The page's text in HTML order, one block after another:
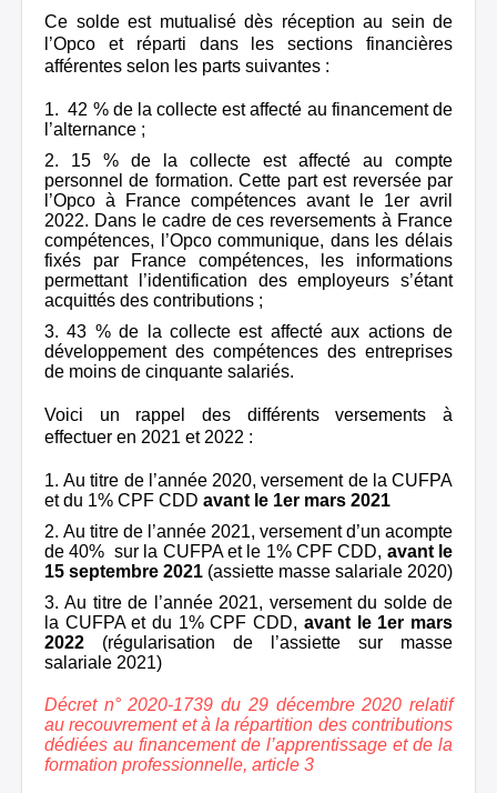
Ce solde est mutualisé dès réception au sein de
l’Opco et réparti dans les sections financières
afférentes selon les parts suivantes :
42 % de la collecte est affecté au financement de
l’alternance ;
15 % de la collecte est affecté au compte
personnel de formation. Cette part est reversée par
l’Opco à France compétences avant le 1er avril
2022. Dans le cadre de ces reversements à France
compétences, l’Opco communique, dans les délais
fixés par France compétences, les informations
permettant l’identification des employeurs s’étant
acquittés des contributions ;
43 % de la collecte est affecté aux actions de
développement des compétences des entreprises
de moins de cinquante salariés.
Voici un rappel des différents versements à
effectuer en 2021 et 2022 :
Au titre de l’année 2020, versement de la CUFPA
et du 1% CPF CDD avant le 1er mars 2021
Au titre de l’année 2021, versement d’un acompte
de 40% sur la CUFPA et le 1% CPF CDD, avant le
15 septembre 2021 (assiette masse salariale 2020)
Au titre de l’année 2021, versement du solde de
la CUFPA et du 1% CPF CDD, avant le 1er mars
2022 (régularisation de l’assiette sur masse
salariale 2021)
Décret n° 2020-1739 du 29 décembre 2020 relatif
au recouvrement et à la répartition des contributions
dédiées au financement de l’apprentissage et de la
formation professionnelle, article 3